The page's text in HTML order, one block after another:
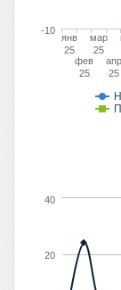
янв
25
фев
25
мар
25
апр
25
-10
20
40